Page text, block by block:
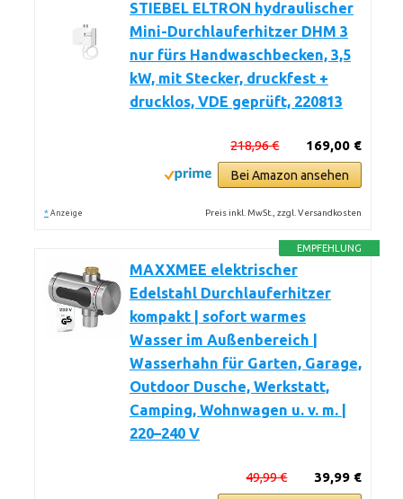
STIEBEL ELTRON hydraulischer
Mini-Durchlauferhitzer DHM 3
nur fürs Handwaschbecken, 3,5
kW, mit Stecker, druckfest +
drucklos, VDE geprüft, 220813
169,00 €
218,96 €
Bei Amazon ansehen
* Anzeige Preis inkl. MwSt., zzgl. Versandkosten
EMPFEHLUNG
MAXXMEE elektrischer
Edelstahl Durchlauferhitzer
kompakt | sofort warmes
Wasser im Außenbereich |
Wasserhahn für Garten, Garage,
Outdoor Dusche, Werkstatt,
Camping, Wohnwagen u. v. m. |
220–240 V
39,99 €
49,99 €